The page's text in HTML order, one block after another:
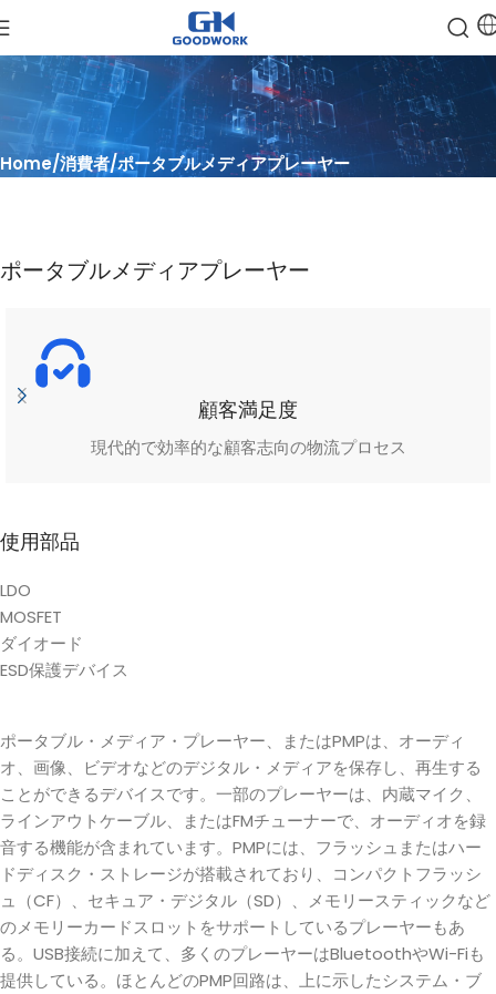
Home 消費者 ポータブルメディアプレーヤー
ポータブルメディアプレーヤー
顧客満足度
現代的で効率的な顧客志向の物流プロセス
使用部品
LDO
MOSFET
ダイオード
ESD保護デバイス
ポータブル・メディア・プレーヤー、またはPMPは、オーディ
オ、画像、ビデオなどのデジタル・メディアを保存し、再生する
ことができるデバイスです。一部のプレーヤーは、内蔵マイク、
ラインアウトケーブル、またはFMチューナーで、オーディオを録
音する機能が含まれています。PMPには、フラッシュまたはハー
ドディスク・ストレージが搭載されており、コンパクトフラッシ
ュ（CF）、セキュア・デジタル（SD）、メモリースティックなど
のメモリーカードスロットをサポートしているプレーヤーもあ
る。USB接続に加えて、多くのプレーヤーはBluetoothやWi-Fiも
提供している。ほとんどのPMP回路は、上に示したシステム・ブ